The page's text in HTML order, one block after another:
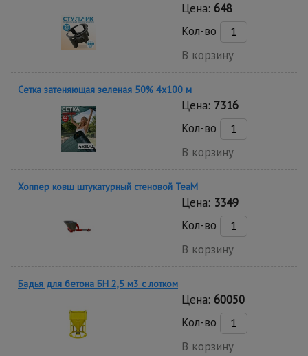
Цена: 648
Кол-во
В корзину
Сетка затеняющая зеленая 50% 4х100 м
Цена: 7316
Кол-во
В корзину
Хоппер ковш штукатурный стеновой TeaM
Цена: 3349
Кол-во
В корзину
Бадья для бетона БН 2,5 м3 с лотком
Цена: 60050
Кол-во
В корзину